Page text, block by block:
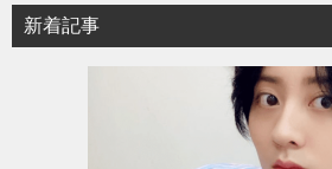
新着記事